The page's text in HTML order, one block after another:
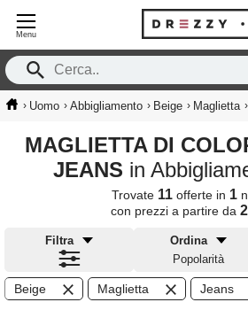
Menu
› Uomo › Abbigliamento › Beige › Maglietta ›
MAGLIETTA DI COLORE BEIGE IN
JEANS in
Trovate 11 offerte in 1
con prezzi a partire da
Filtra
Ordina
Popolarità
Beige Maglietta Jeans